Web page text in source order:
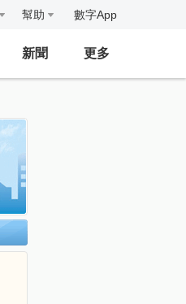
幫助 數字App
新聞 更多